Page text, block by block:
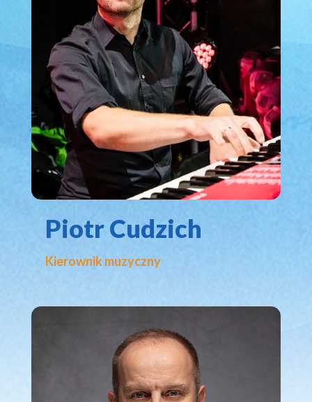
Piotr Cudzich
Kierownik muzyczny